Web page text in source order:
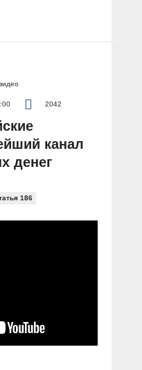
2042
канал
денег
186